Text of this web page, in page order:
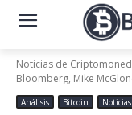
Noticias de
Bloomberg, Mike
Análisis Bitcoin Noticias